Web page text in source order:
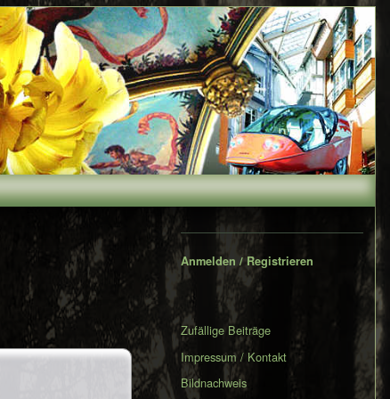
Secondary
Sidebar
Anmelden / Registrieren
Zufällige Beiträge
Impressum / Kontakt
Bildnachweis